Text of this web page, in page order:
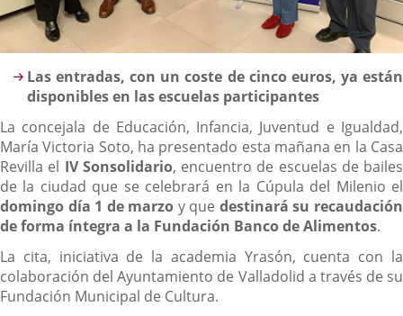
Descripción
Las entradas, con un coste de cinco euros, ya están
disponibles en las escuelas participantes
La concejala de Educación, Infancia, Juventud e Igualdad,
María Victoria Soto, ha presentado esta mañana en la Casa
Revilla el IV Sonsolidario, encuentro de escuelas de bailes
de la ciudad que se celebrará en la Cúpula del Milenio el
domingo día 1 de marzo y que destinará su recaudación
de forma íntegra a la Fundación Banco de Alimentos.
La cita, iniciativa de la academia Yrasón, cuenta con la
colaboración del Ayuntamiento de Valladolid a través de su
Fundación Municipal de Cultura.